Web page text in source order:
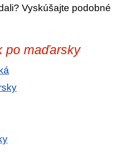
Vyskúšajte podobné
po maďarsky